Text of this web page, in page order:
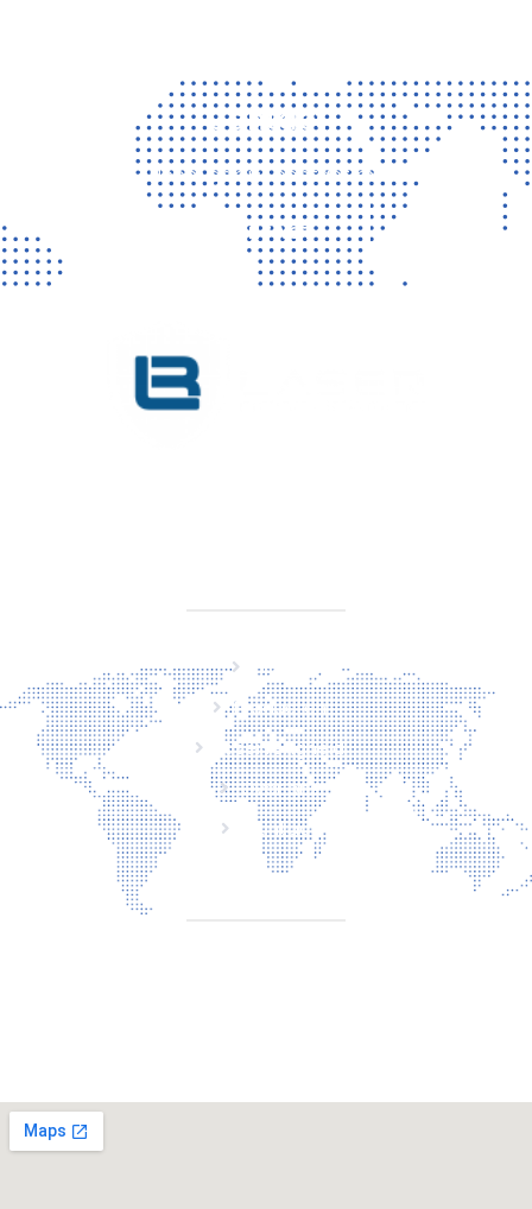
Contact
Vragen? Neem gerust contact met ons op!
CONTACT
Home
Producten
Laserveiligheid
Over ons
Contact